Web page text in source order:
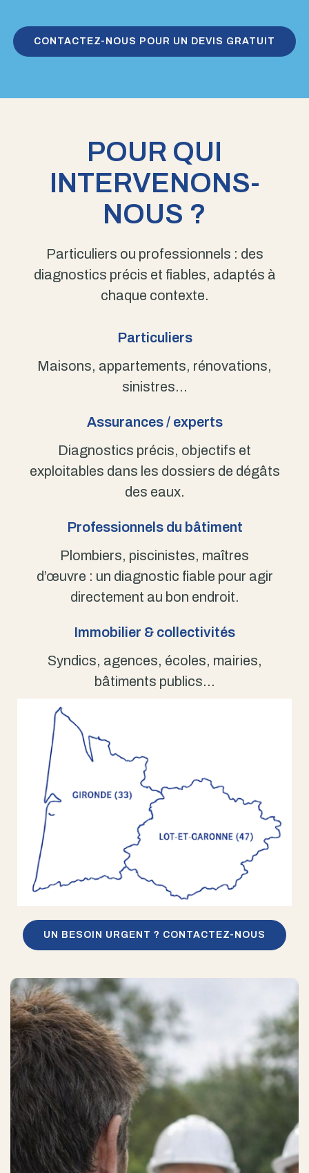
CONTACTEZ-NOUS POUR UN DEVIS GRATUIT
POUR QUI
INTERVENONS-
NOUS ?
Particuliers ou professionnels : des
diagnostics précis et fiables, adaptés à
chaque contexte.
Particuliers
Maisons, appartements, rénovations,
sinistres…
Assurances / experts
Diagnostics précis, objectifs et
exploitables dans les dossiers de dégâts
des eaux.
Professionnels du bâtiment
Plombiers, piscinistes, maîtres
d’œuvre : un diagnostic fiable pour agir
directement au bon endroit.
Immobilier & collectivités
Syndics, agences, écoles, mairies,
bâtiments publics…
UN BESOIN URGENT ? CONTACTEZ-NOUS